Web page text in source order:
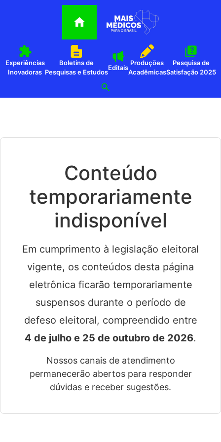
Experiências
Inovadoras
Boletins de
Pesquisas e Estudos
Editais
Produções
Acadêmicas
Pesquisa de
Satisfação 2025
Conteúdo
temporariamente
indisponível
Em cumprimento à legislação eleitoral
vigente, os conteúdos desta página
eletrônica ficarão temporariamente
suspensos durante o período de
defeso eleitoral, compreendido entre
4 de julho e 25 de outubro de 2026.
Nossos canais de atendimento
permanecerão abertos para responder
dúvidas e receber sugestões.